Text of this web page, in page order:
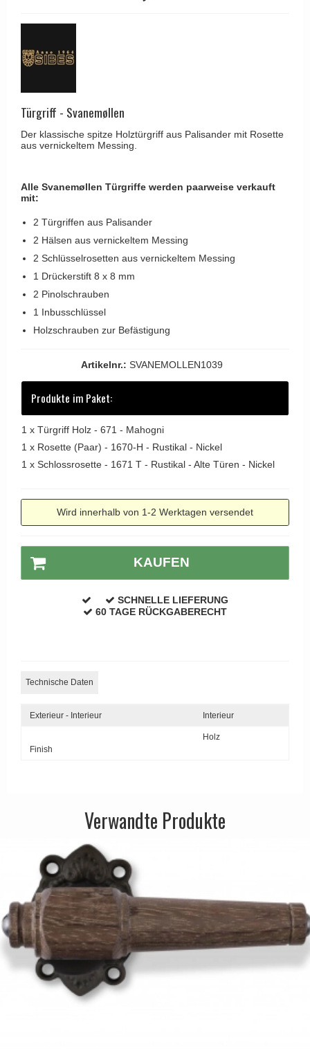
Svanemøllen Holztürgriff
Østerbro - Türgriffe aus Holz
Türgriffe Buster+Punch
FSB Türgriff
RANDI Classic Line Türgriffe
Østerbro - Rückplatte
Türgriffe außen
Hüte Regale
Kabinenhaken
Samuel Heath türgriffe
YOUNG Türgriffe
Türgriff - Svanemøllen
Der klassische spitze Holztürgriff aus Palisander mit Rosette
aus vernickeltem Messing.
Alle Svanemøllen Türgriffe werden paarweise verkauft
mit:
2 Türgriffen aus Palisander
2 Hälsen aus vernickeltem Messing
2 Schlüsselrosetten aus vernickeltem Messing
1 Drückerstift 8 x 8 mm
2 Pinolschrauben
1 Inbusschlüssel
Holzschrauben zur Befästigung
Artikelnr.: SVANEMOLLEN1039
Produkte im Paket:
1 x Türgriff Holz - 671 - Mahogni
1 x Rosette (Paar) - 1670-H - Rustikal - Nickel
1 x Schlossrosette - 1671 T - Rustikal - Alte Türen - Nickel
Wird innerhalb von 1-2 Werktagen versendet
KAUFEN
SCHNELLE LIEFERUNG
60 TAGE RÜCKGABERECHT
Technische Daten
Exterieur - Interieur Interieur
Finish
Holz
Verwandte Produkte